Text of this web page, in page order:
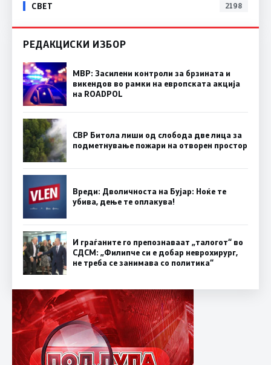
СВЕТ 2198
РЕДАКЦИСКИ ИЗБОР
МВР: Засилени контроли за брзината и
викендов во рамки на европската акција
на ROADPOL
СВР Битола лиши од слобода две лица за
подметнување пожари на отворен простор
Вреди: Дволичноста на Бујар: Ноќе те
убива, дење те оплакува!
И граѓаните го препознаваат „талогот“ во
СДСМ: „Филипче си е добар неврохирург,
не треба се занимава со политика“